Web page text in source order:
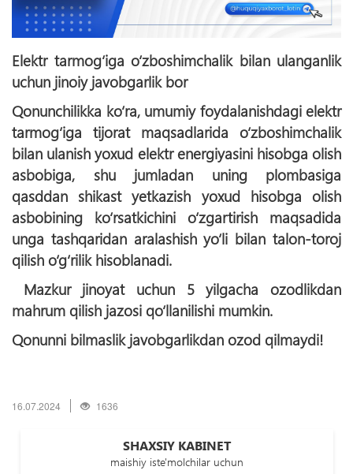
Elektr tarmog‘iga o‘zboshimchalik bilan ulanganlik
uchun jinoiy javobgarlik bor
Qonunchilikka ko‘ra, umumiy foydalanishdagi elektr
tarmog‘iga tijorat maqsadlarida o‘zboshimchalik
bilan ulanish yoxud elektr energiyasini hisobga olish
asbobiga, shu jumladan uning plombasiga
qasddan shikast yetkazish yoxud hisobga olish
asbobining ko‘rsatkichini o‘zgartirish maqsadida
unga tashqaridan aralashish yo‘li bilan talon-toroj
qilish o‘g‘rilik hisoblanadi.
Mazkur jinoyat uchun 5 yilgacha ozodlikdan
mahrum qilish jazosi qo‘llanilishi mumkin.
Qonunni bilmaslik javobgarlikdan ozod qilmaydi!
16.07.2024 1636
SHAXSIY KABINET
maishiy iste'molchilar uchun